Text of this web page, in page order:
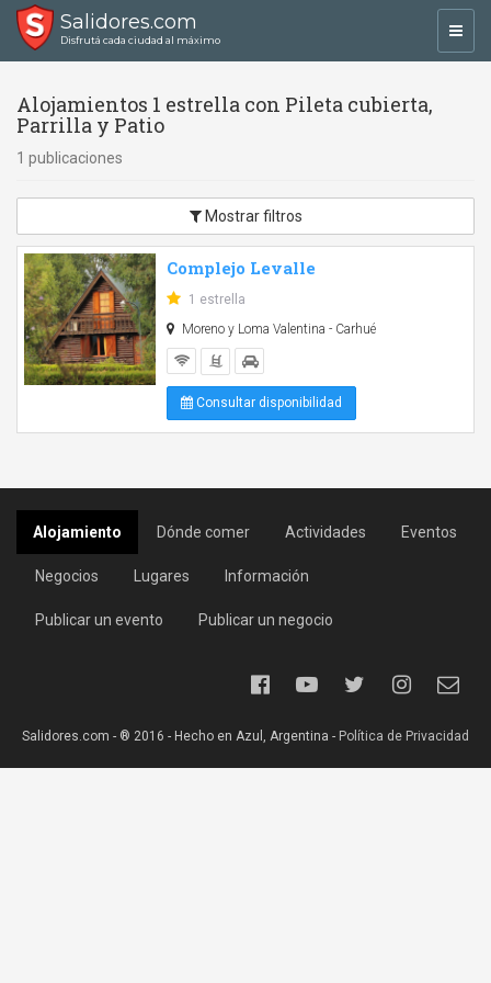
Salidores.com
Disfrutá cada ciudad al máximo
Alojamientos 1 estrella con Pileta cubierta,
Parrilla y Patio
1 publicaciones
Mostrar filtros
Complejo Levalle
1 estrella
Moreno y Loma Valentina - Carhué
Consultar disponibilidad
Alojamiento Dónde comer Actividades Eventos
Negocios Lugares Información
Publicar un evento Publicar un negocio
Salidores.com - ® 2016 - Hecho en Azul, Argentina - Política de Privacidad